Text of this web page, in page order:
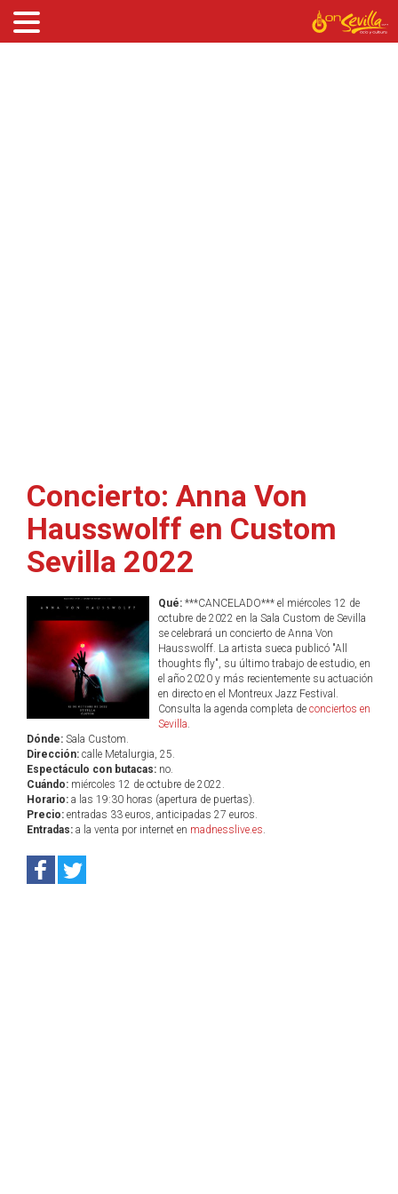
Concierto: Anna Von
Hausswolff en Custom
Sevilla 2022
Qué:***CANCELADO*** el miércoles 12 de
octubre de 2022 en la Sala Custom de Sevilla
se celebrará un concierto de Anna Von
Hausswolff. La artista sueca publicó "All
thoughts fly", su último trabajo de estudio, en
el año 2020 y más recientemente su actuación
en directo en el Montreux Jazz Festival.
Consulta la agenda completa de conciertos en
Sevilla.
Dónde: Sala Custom.
Dirección: calle Metalurgia, 25.
Espectáculo con butacas: no.
Cuándo: miércoles 12 de octubre de 2022.
Horario: a las 19:30 horas (apertura de puertas).
Precio: entradas 33 euros, anticipadas 27 euros.
Entradas: a la venta por internet en madnesslive.es.